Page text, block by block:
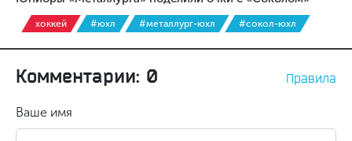
хоккей #юхл #металлург-юхл #сокол-юхл
Комментарии: 0 Правила
Ваше имя